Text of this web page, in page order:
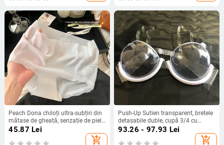
Peach Dona chiloți ultra-subțiri din
mătase de gheață, senzație de piele
goală, antiderapante, respirabili,
talie medie, croială triunghiulară
pentru femei
45.87 Lei
add_shopping_cart
Push-Up Sutien transparent, bretele
detașabile duble, cupă 3/4 cu
formă subțire, nailon
93.26 - 97.93 Lei
add_shopping_cart